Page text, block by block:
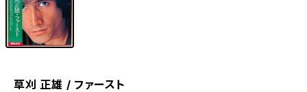
草刈 正雄 / ファースト